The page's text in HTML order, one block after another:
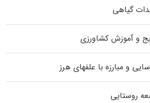
گیاهی
و آموزش کشاورزی
و مبارزه با علفهای هرز
روستایی